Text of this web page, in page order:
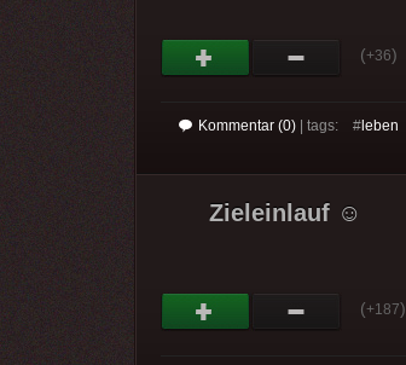
(+36)
Kommentar (0) | tags: # leben
Zieleinlauf ☺
(+187)